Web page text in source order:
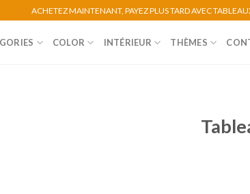
ACHETEZ MAINTENANT, PAYEZ PLUS TARD AVEC
COLOR INTÉRIEUR THÈMES